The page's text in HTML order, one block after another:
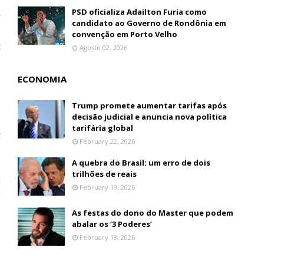
PSD oficializa Adailton Furia como
candidato ao Governo de Rondônia em
convenção em Porto Velho
Agosto 02, 2026
ECONOMIA
Trump promete aumentar tarifas após
decisão judicial e anuncia nova política
tarifária global
February 22, 2026
A quebra do Brasil: um erro de dois
trilhões de reais
February 19, 2026
As festas do dono do Master que podem
abalar os ‘3 Poderes’
February 18, 2026